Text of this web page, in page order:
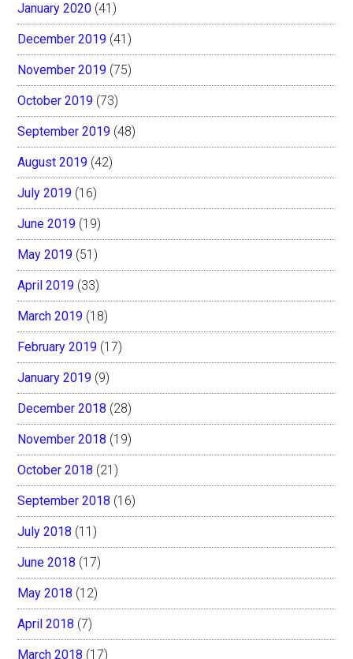
January 2020 (41)
December 2019 (41)
November 2019 (75)
October 2019 (73)
September 2019 (48)
August 2019 (42)
July 2019 (16)
June 2019 (19)
May 2019 (51)
April 2019 (33)
March 2019 (18)
February 2019 (17)
January 2019 (9)
December 2018 (28)
November 2018 (19)
October 2018 (21)
September 2018 (16)
July 2018 (11)
June 2018 (17)
May 2018 (12)
April 2018 (7)
March 2018 (17)